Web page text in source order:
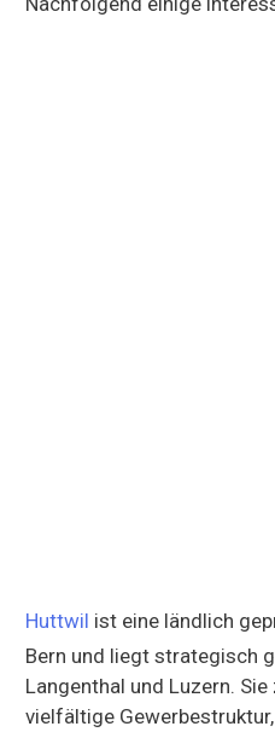
Huttwil ist eine ländlich
Bern und liegt strategisch
Langenthal und Luzern.
vielfältige